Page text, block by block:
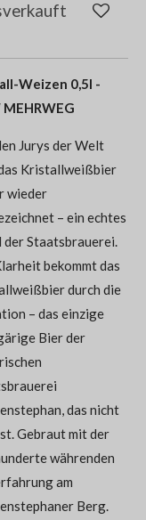
Weizen 0,5l -
MEHRWEG
Jurys der Welt
Kristallweißbier
wieder
– ein echtes
der Staatsbrauerei.
bekommt das
durch die
– das einzige
Bier der
das nicht
Gebraut mit der
währenden
am
Berg.